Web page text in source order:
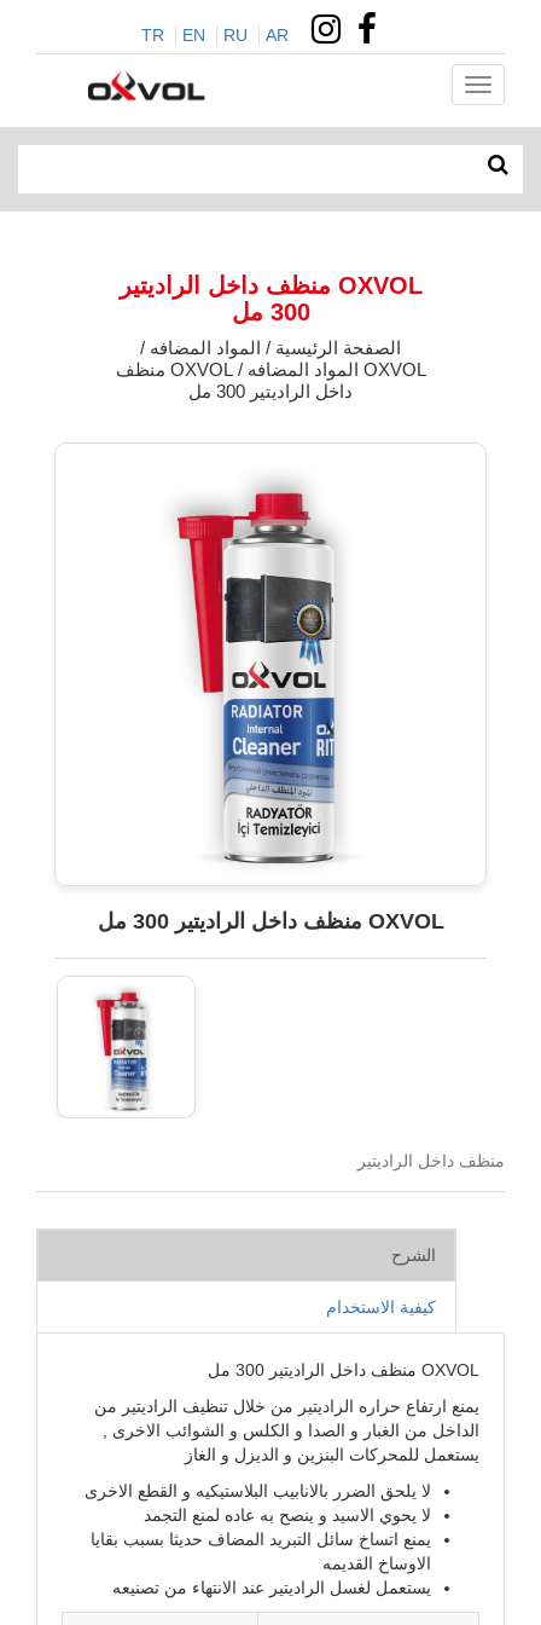
TR EN RU AR
OXVOL منظف داخل الراديتير
300 مل
الصفحة الرئيسية / المواد المضافه /
OXVOL المواد المضافه / OXVOL منظف
داخل الراديتير 300 مل
OXVOL منظف داخل الراديتير 300 مل
منظف داخل الراديتير
الشرح
كيفية الاستخدام
OXVOL منظف داخل الراديتير 300 مل
يمنع ارتفاع حراره الراديتير من خلال تنظيف الراديتير من
الداخل من الغبار و الصدا و الكلس و الشوائب الاخرى ,
يستعمل للمحركات البنزين و الديزل و الغاز
لا يلحق الضرر بالانابيب البلاستيكيه و القطع الاخرى
لا يحوي الاسيد و ينصح به عاده لمنع التجمد
يمنع اتساخ سائل التبريد المضاف حديثا بسبب بقايا
الاوساخ القديمه
يستعمل لغسل الراديتير عند الانتهاء من تصنيعه